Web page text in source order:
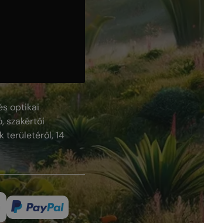
optikai
szakértői
területéről, 14